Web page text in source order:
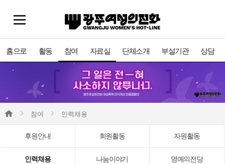
홈으로 활동 참여 자료실 단체소개 부설기관 상담
참여 인력채용
후원안내 회원활동 자원활동
인력채용 나눔이야기 명예의전당